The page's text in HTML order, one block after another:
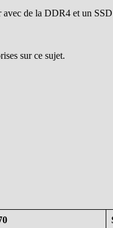
de la DDR4 et un
sur ce sujet.